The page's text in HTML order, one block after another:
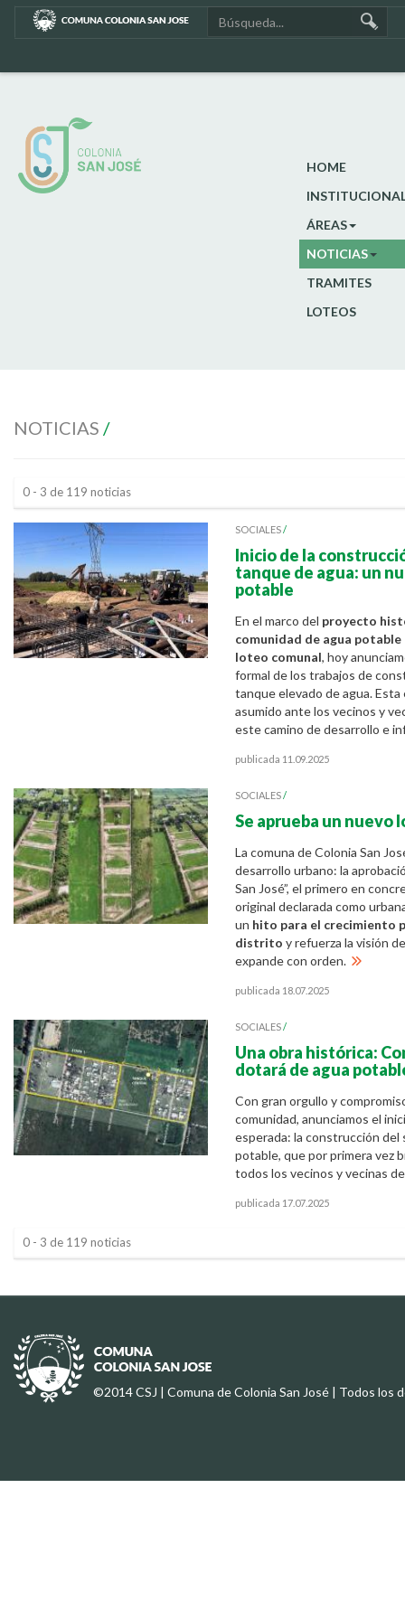
HOME
ÁREAS
NOTICIAS
TRAMITES
LOTEOS
NOTICIAS /
0 - 3 de 119 noticias
SOCIALES/
Inicio de la
tanque de agua: un
potable
En el marco del proyecto
comunidad de agua
loteo comunal, hoy
formal de los trabajos de
tanque elevado de agua.
asumido ante los vecinos y
este camino de desarrollo e
publicada 11.09.2025
SOCIALES/
Se aprueba un nuevo
La comuna de Colonia San
desarrollo urbano: la
San José”, el primero en
original declarada como
un hito para el crecimiento
distrito y refuerza la visión
expande con orden.
publicada 18.07.2025
SOCIALES/
Una obra histórica:
dotará de agua
Con gran orgullo y
comunidad, anunciamos el
esperada: la construcción del
potable, que por primera vez
todos los vecinos y vecinas
publicada 17.07.2025
0 - 3 de 119 noticias
©2014 CSJ | Comuna de Colonia San José | Todos los